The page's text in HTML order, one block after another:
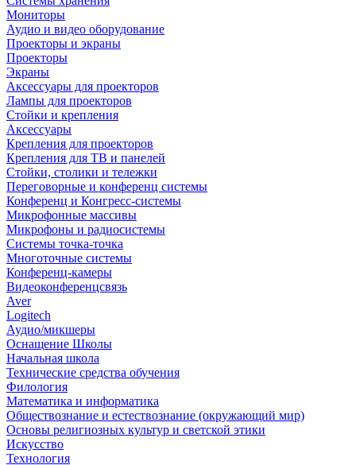
Мониторы
Аудио и видео оборудование
Проекторы и экраны
Проекторы
Экраны
Аксессуары для проекторов
Лампы для проекторов
Стойки и крепления
Аксессуары
Крепления для проекторов
Крепления для ТВ и панелей
Стойки, столики и тележки
Переговорные и конференц системы
Конференц и Конгресс-системы
Микрофонные массивы
Микрофоны и радиосистемы
Системы точка-точка
Многоточные системы
Конференц-камеры
Видеоконференцсвязь
Aver
Logitech
Аудио/микшеры
Оснащение Школы
Начальная школа
Технические средства обучения
Филология
Математика и информатика
Обществознание и естествознание (окружающий мир)
Основы религиозных культур и светской этики
Искусство
Технология